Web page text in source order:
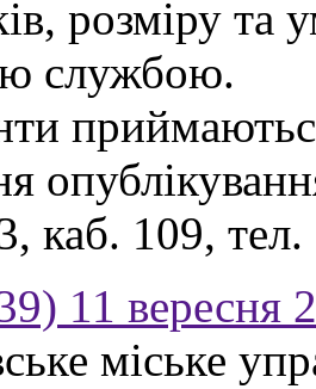
розміру та
службою.
каб. 109,
11 вересня
міське